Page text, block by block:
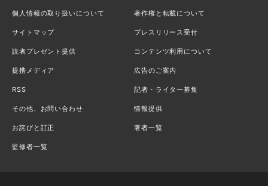
個人情報の取り扱いについて 著作権と転載について
サイトマップ プレスリリース受付
読者プレゼント提供 コンテンツ利用について
提携メディア 広告のご案内
RSS 記者・ライター募集
その他、お問い合わせ 情報提供
お詫びと訂正 著者一覧
監修者一覧